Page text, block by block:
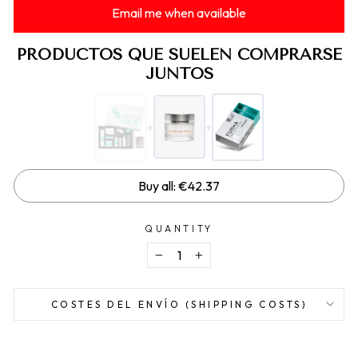
Email me when available
PRODUCTOS QUE SUELEN COMPRARSE
JUNTOS
+ +
Buy all: €42.37
QUANTITY
− +
COSTES DEL ENVÍO (SHIPPING COSTS)